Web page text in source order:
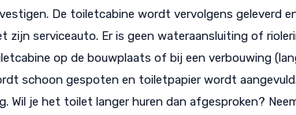
De toiletcabine wordt vervolgens geleverd
zijn serviceauto. Er is geen wateraansluiting of
op de bouwplaats of bij een verbouwing
schoon gespoten en toiletpapier wordt
Wil je het toilet langer huren dan afgesproken?